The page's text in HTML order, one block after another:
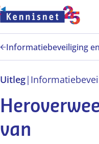
Doorgaan naar
Informatiebeveiliging
Uitleg|
van